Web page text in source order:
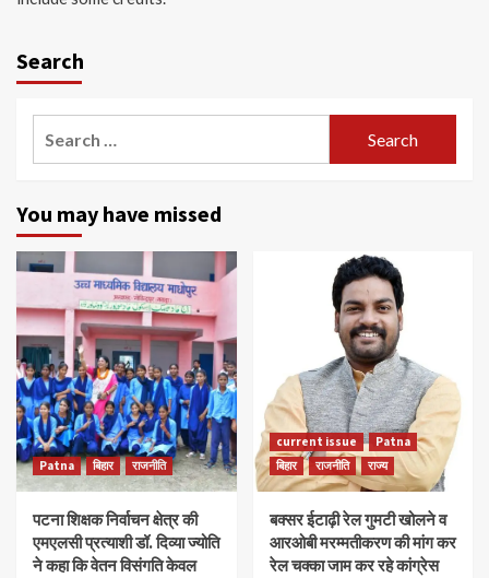
Search
You may have missed
Patna बिहार राजनीति
पटना शिक्षक निर्वाचन क्षेत्र की
एमएलसी प्रत्याशी डॉ. दिव्या ज्योति
ने कहा कि वेतन विसंगति केवल
current issue
Patna
बिहार
राजनीति राज्य
बक्सर ईटाढ़ी रेल गुमटी खोलने व
आरओबी मरम्मतीकरण की मांग कर
रेल चक्का जाम कर रहे कांग्रेस